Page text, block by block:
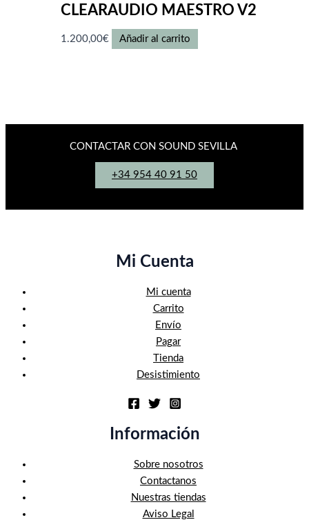
CLEARAUDIO MAESTRO V2
1.200,00€ Añadir al carrito
CONTACTAR CON SOUND SEVILLA
+34 954 40 91 50
Mi Cuenta
Mi cuenta
Carrito
Envío
Pagar
Tienda
Desistimiento
Información
Sobre nosotros
Contactanos
Nuestras tiendas
Aviso Legal